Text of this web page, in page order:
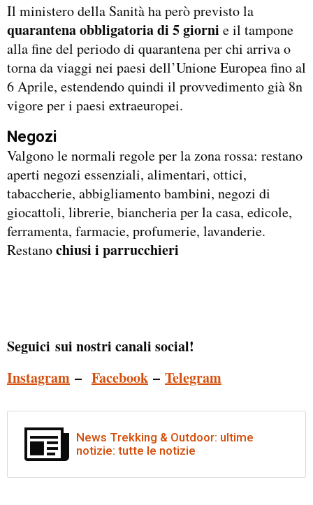
Il ministero della Sanità ha però previsto la
quarantena obbligatoria di 5 giorni e il tampone
alla fine del periodo di quarantena per chi arriva o
torna da viaggi nei paesi dell’Unione Europea fino al
6 Aprile, estendendo quindi il provvedimento già 8n
vigore per i paesi extraeuropei.
Negozi
Valgono le normali regole per la zona rossa: restano
aperti negozi essenziali, alimentari, ottici,
tabaccherie, abbigliamento bambini, negozi di
giocattoli, librerie, biancheria per la casa, edicole,
ferramenta, farmacie, profumerie, lavanderie.
Restanochiusi i parrucchieri
Seguici sui nostri canali social!
Instagram – Facebook – Telegram
News Trekking & Outdoor: ultime
notizie: tutte le notizie